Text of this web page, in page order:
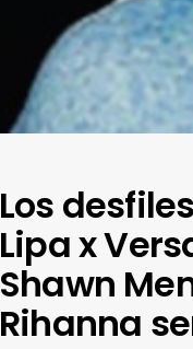
Los
Lipa x
Shawn
Rihanna